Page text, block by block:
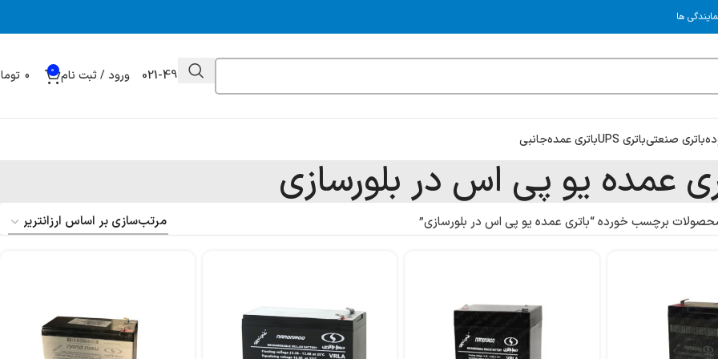
ها
021-49032000 ورود / ثبت نام 0
باتری صنعتیباتری UPS باتری عمدهجانبی
عمده یو پی اس در بلورسازی
برچسب خورده “باتری عمده یو پی اس در بلورسازی”